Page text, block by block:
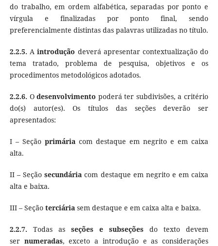
do trabalho, em ordem alfabética, separadas por ponto e
vírgula e finalizadas por ponto final, sendo
preferencialmente distintas das palavras utilizadas no título.
2.2.5. Aintrodução deverá apresentar contextualização do
tema tratado, problema de pesquisa, objetivos e os
procedimentos metodológicos adotados.
2.2.6. Odesenvolvimento poderá ter subdivisões, a critério
do(s) autor(es). Os títulos das seções deverão ser
apresentados:
I – Seção primária com destaque em negrito e em caixa
alta.
II – Seçãosecundária com destaque em negrito e em caixa
alta e baixa.
III – Seção terciária sem destaque e em caixa alta e baixa.
2.2.7. Todas as seções e subseções do texto devem
ser numeradas, exceto a introdução e as considerações